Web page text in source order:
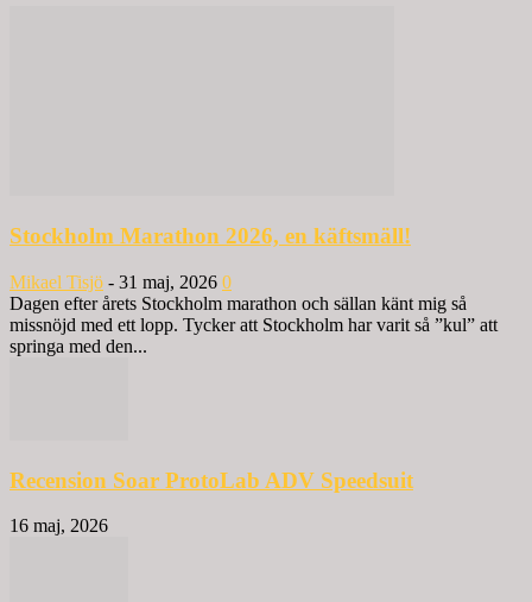
Stockholm Marathon 2026, en käftsmäll!
Mikael Tisjö - 31 maj, 2026 0
Dagen efter årets Stockholm marathon och sällan känt mig så
missnöjd med ett lopp. Tycker att Stockholm har varit så ”kul” att
springa med den...
Recension Soar ProtoLab ADV Speedsuit
16 maj, 2026